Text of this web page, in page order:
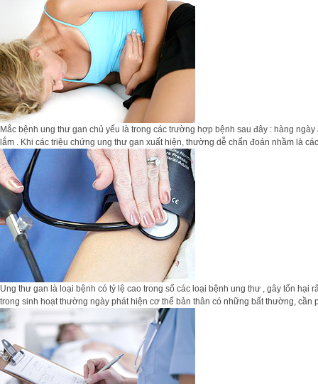
Mắc bệnh ung thư gan chủ yếu là trong các trường hợp bệnh sau đây : hàng
lắm . Khi các triệu chứng ung thư gan xuất hiện, thường dễ chẩn đoán nhầm là
Ung thư gan là loại bệnh có tỷ lệ cao trong số các loại bệnh ung thư , gây tổn
trong sinh hoạt thường ngày phát hiện cơ thể bản thân có những bất thường,